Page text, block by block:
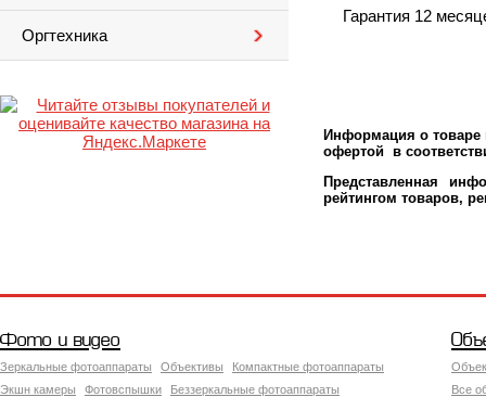
Оргтехника
Гарантия 12
Информация о товаре
офертой в
Представленная
рейтингом товаров,
Фото и видео
Зеркальные фотоаппараты Объективы
Компактные фотоаппараты
Экшн камеры
Фотовспышки
Беззеркальные фотоаппараты
Все